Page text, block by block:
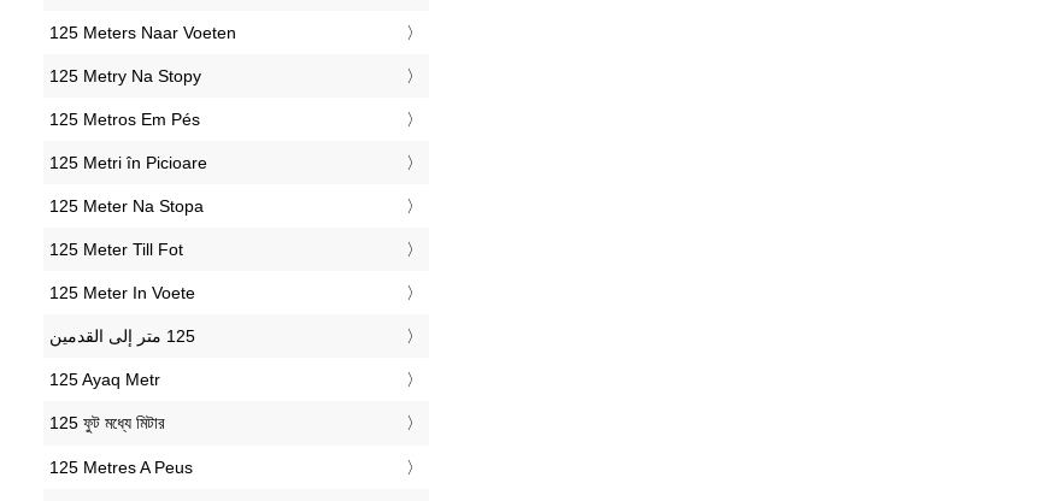
‎125 Meters Naar Voeten
‎125 Metry Na Stopy
‎125 Metros Em Pés
‎125 Metri în Picioare
‎125 Meter Na Stopa
‎125 Meter Till Fot
‎125 Meter In Voete
‎125 Ayaq Metr
‎125 ফুট মধ্যে মিটার
‎125 Metres A Peus